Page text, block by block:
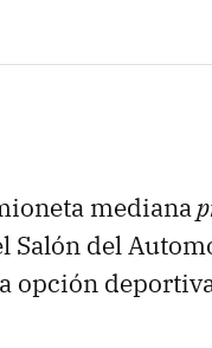
mediana
Salón del
opción